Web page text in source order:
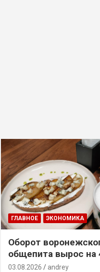
ГЛАВНОЕ ЭКОНОМИКА
Оборот
общепита вырос на
03.08.2026 andrey